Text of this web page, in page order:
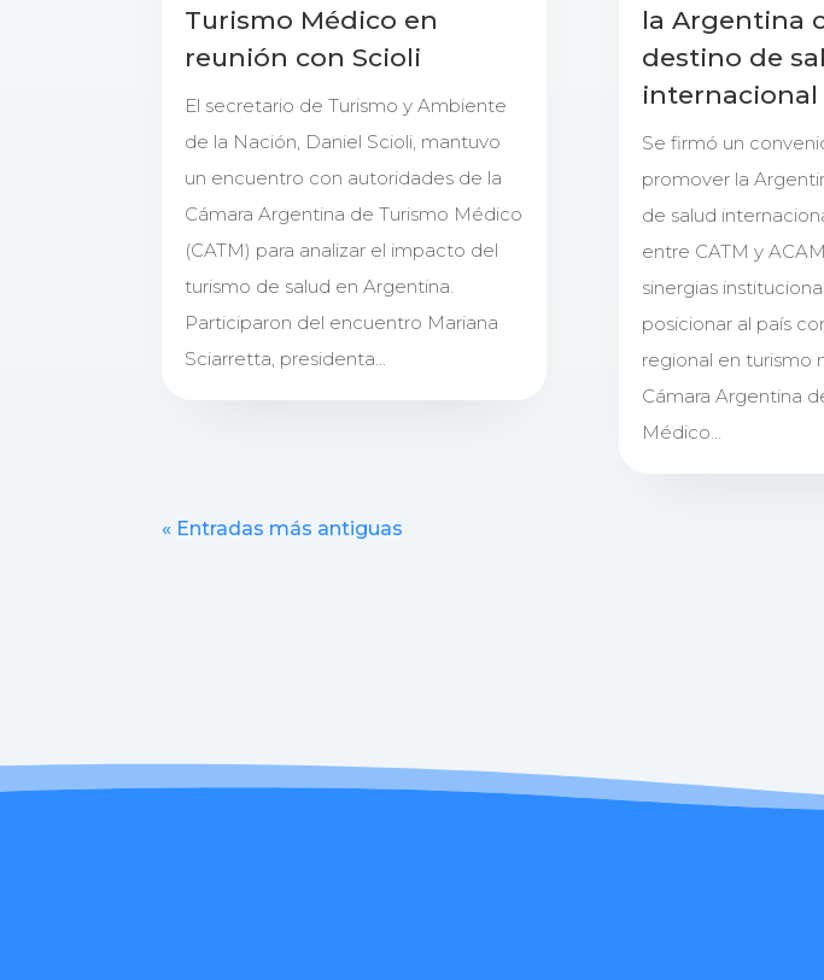
Turismo Médico en
reunión con Scioli
El secretario de Turismo y Ambiente
de la Nación, Daniel Scioli, mantuvo
un encuentro con autoridades de la
Cámara Argentina de Turismo Médico
(CATM) para analizar el impacto del
turismo de salud en Argentina.
Participaron del encuentro Mariana
Sciarretta, presidenta...
la Argentina
destino de
internacional
Se firmó un
promover la
de salud
entre CATM y
sinergias
posicionar al país
regional en turismo
Cámara Argentina
Médico...
« Entradas más antiguas